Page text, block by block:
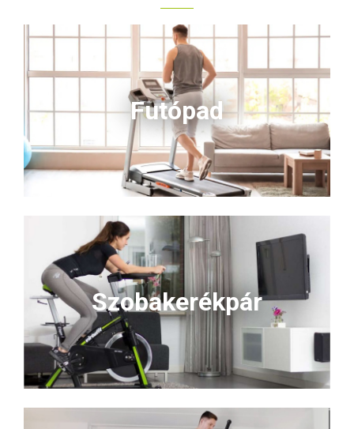
Futópad
Szobakerékpár